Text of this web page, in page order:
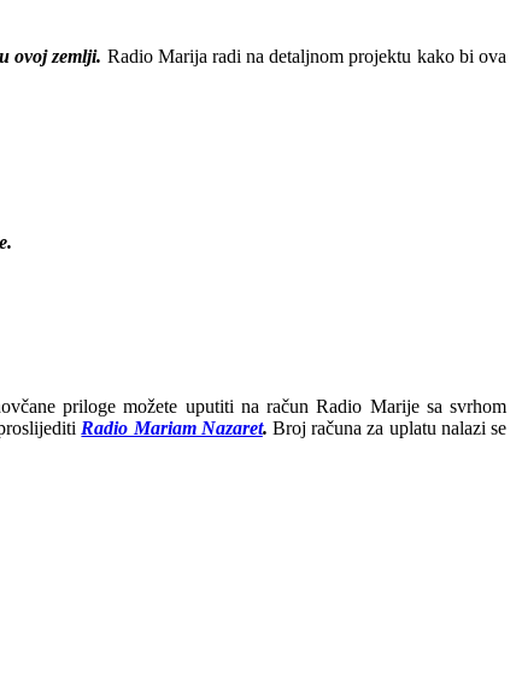
ovoj zemlji. Radio Marija radi na detaljnom projektu kako bi ova
priloge možete uputiti na račun Radio Marije sa svrhom
Radio Mariam Nazaret. Broj računa za uplatu nalazi se